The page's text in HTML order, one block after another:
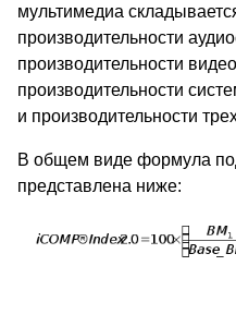
мультимедиа
производительности
производительности
производительности
и производительности
В общем виде формула
представлена ниже: